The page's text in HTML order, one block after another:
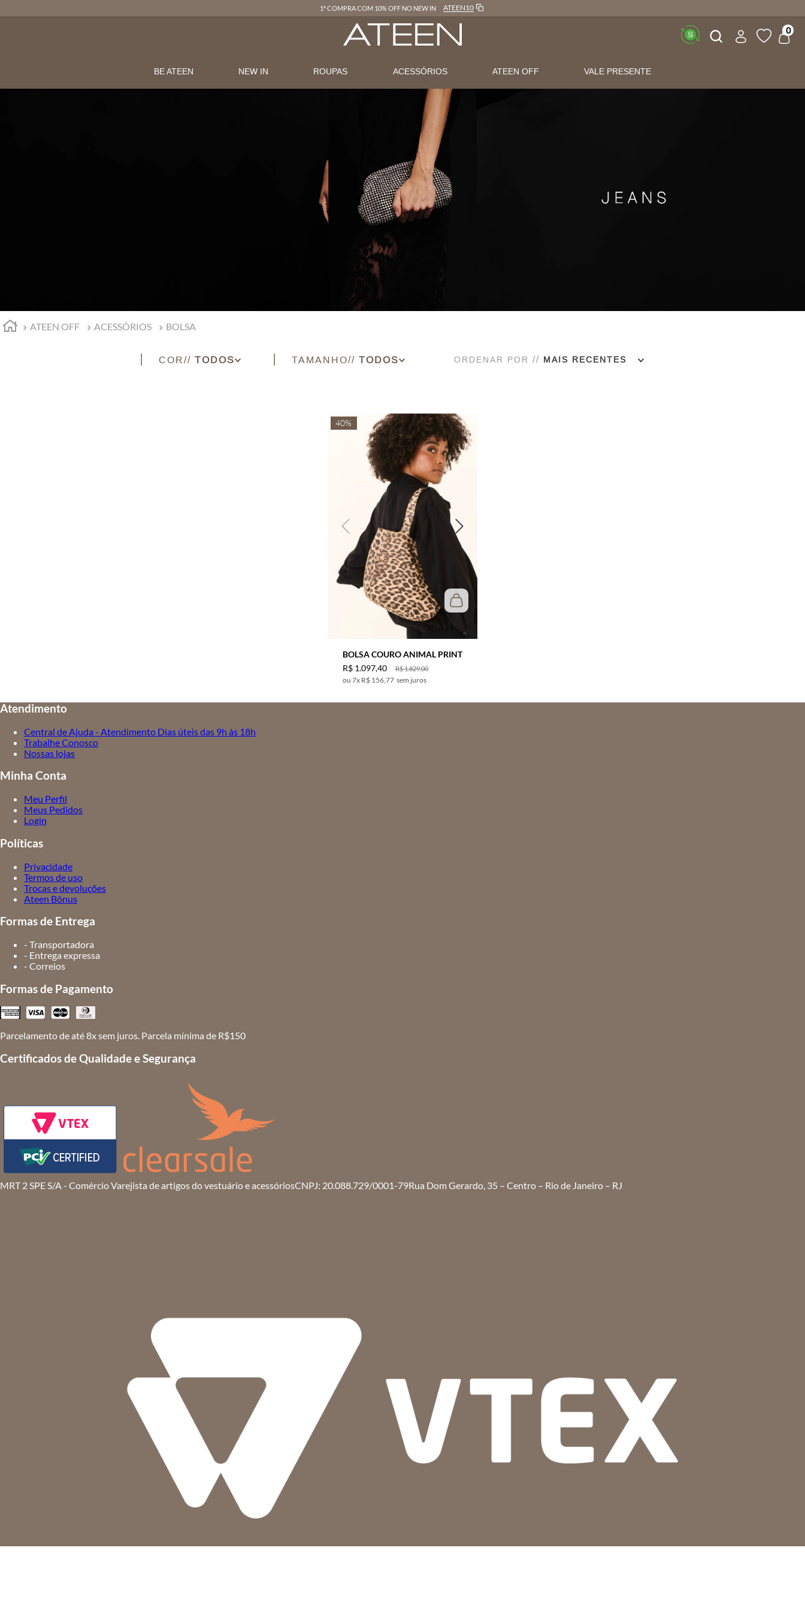
1ª COMPRA COM 10% OFF NO NEW IN ATEEN10
Buscar 0
BE ATEEN NEW IN ROUPAS ACESSÓRIOS ATEEN OFF VALE PRESENTE
ATEEN OFF ACESSÓRIOS BOLSA
COR TAMANHO ORDENAR POR MAIS RECENTES
40%
BOLSA COURO ANIMAL PRINT
R$1.829,00
R$ 1.097,40
7x R$ 156,77 sem juros
Atendimento
Central de Ajuda - Atendimento Dias úteis das 9h às 18h
Trabalhe Conosco
Nossas lojas
Minha Conta
Meu Perfil
Meus Pedidos
Login
Políticas
Privacidade
Termos de uso
Trocas e devoluções
Ateen Bônus
Formas de Entrega
- Transportadora
- Entrega expressa
- Correios
Formas de Pagamento
Parcelamento de até 8x sem juros. Parcela mínima de R$150
Certificados de Qualidade e Segurança
MRT 2 SPE S/A - Comércio Varejista de artigos do vestuário e acessóriosCNPJ: 20.088.729/0001-79Rua Dom Gerardo, 35 – Centro – Rio de Janeiro – RJ